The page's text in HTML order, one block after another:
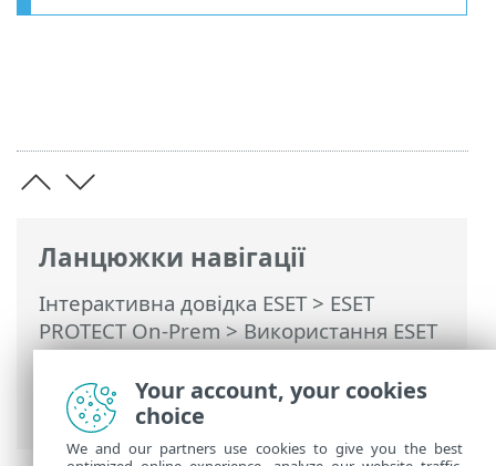
Ланцюжки навігації
Інтерактивна довідка ESET> ESET
PROTECT On-Prem>Використання ESET
PROTECT On-Prem>ESET PROTECT On-
Prem для постачальників керованих
послуг> Видалення компанії
Your account, your cookies
choice
We and our partners use cookies to give you the best